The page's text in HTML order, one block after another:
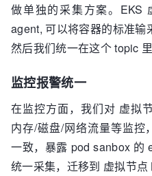
做单独的采集方案。EKS
agent, 可以将容器的标准输
然后我们统一在这个 topic 里
监控报警统一
在监控方面，我们对 虚拟
内存/磁盘/网络流量等监控
一致，暴露 pod sanbox 的
统一采集，迁移到 虚拟节点